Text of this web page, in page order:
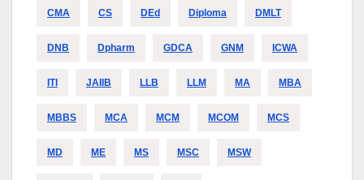
CMA CS DEd Diploma DMLT
DNB Dpharm GDCA GNM ICWA
ITI JAIIB LLB LLM MA MBA
MBBS MCA MCM MCOM MCS
MD ME MS MSC MSW